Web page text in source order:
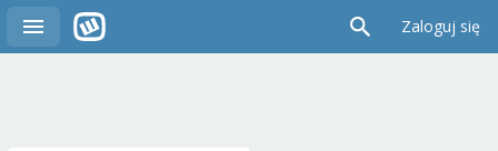
Zaloguj się